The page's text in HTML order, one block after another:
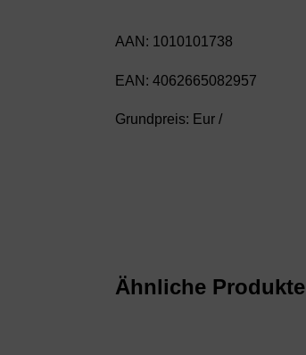
AAN: 1010101738
EAN: 4062665082957
Grundpreis: Eur /
Ähnliche Produkte